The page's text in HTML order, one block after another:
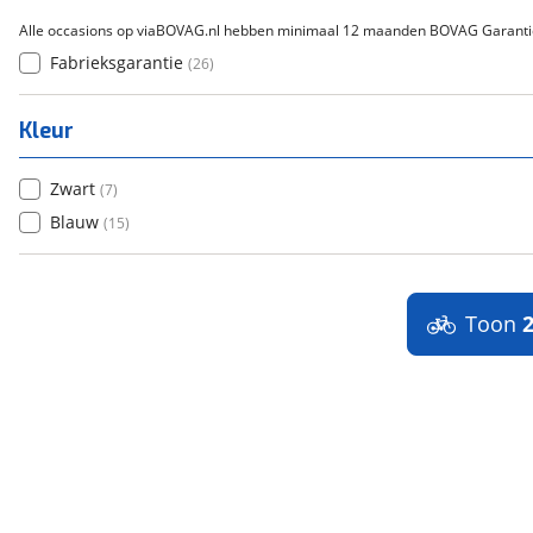
Alle occasions op viaBOVAG.nl hebben minimaal 12 maanden BOVAG
Fabrieksgarantie (26)
Kleur
Zwart (7)
Blauw (15)
Toon